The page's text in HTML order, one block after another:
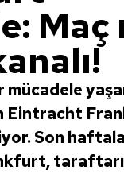
Maç
Eintracht
Son